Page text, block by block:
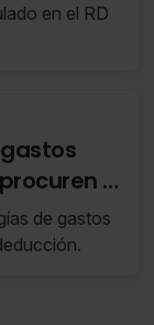
en el RD
el
del
de gastos